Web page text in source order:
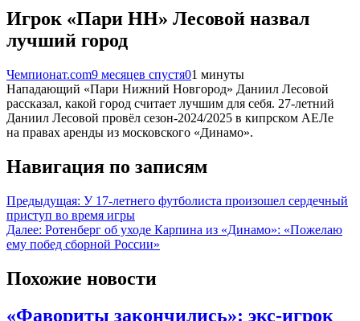
Игрок «Пари НН» Лесовой назвал
лучший город
Чемпионат.com9 месяцев спустя01 минуты
Нападающий «Пари Нижний Новгород» Даниил Лесовой
рассказал, какой город считает лучшим для себя. 27-летний
Даниил Лесовой провёл сезон-2024/2025 в кипрском АЕЛе
на правах аренды из московского «Динамо».
Навигация по записям
Предыдущая: У 17-летнего футболиста произошел сердечный
приступ во время игры
Далее: Ротенберг об уходе Карпина из «Динамо»: «Пожелаю
ему побед сборной России»
Похожие новости
«Фавориты закончились»: экс-игрок